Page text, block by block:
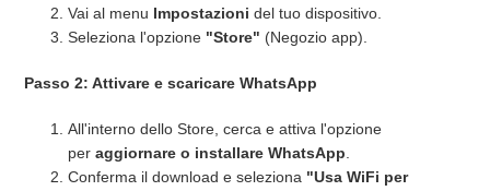
Vai al menu Impostazioni del tuo dispositivo.
Seleziona l'opzione "Store" (Negozio app).
Passo 2: Attivare e scaricare WhatsApp
All'interno dello Store, cerca e attiva l'opzione
peraggiornare o installare WhatsApp.
Conferma il download e seleziona "Usa WiFi per